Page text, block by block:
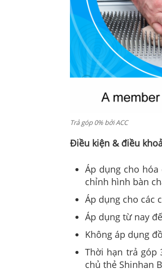
Trả góp 0% bởi ACC
Điều kiện & điều
Áp dụng cho
chỉnh hình bàn
Áp dụng cho các
Áp dụng từ nay
Không áp dụng
Thời hạn trả góp
chủ thẻ Shinhan